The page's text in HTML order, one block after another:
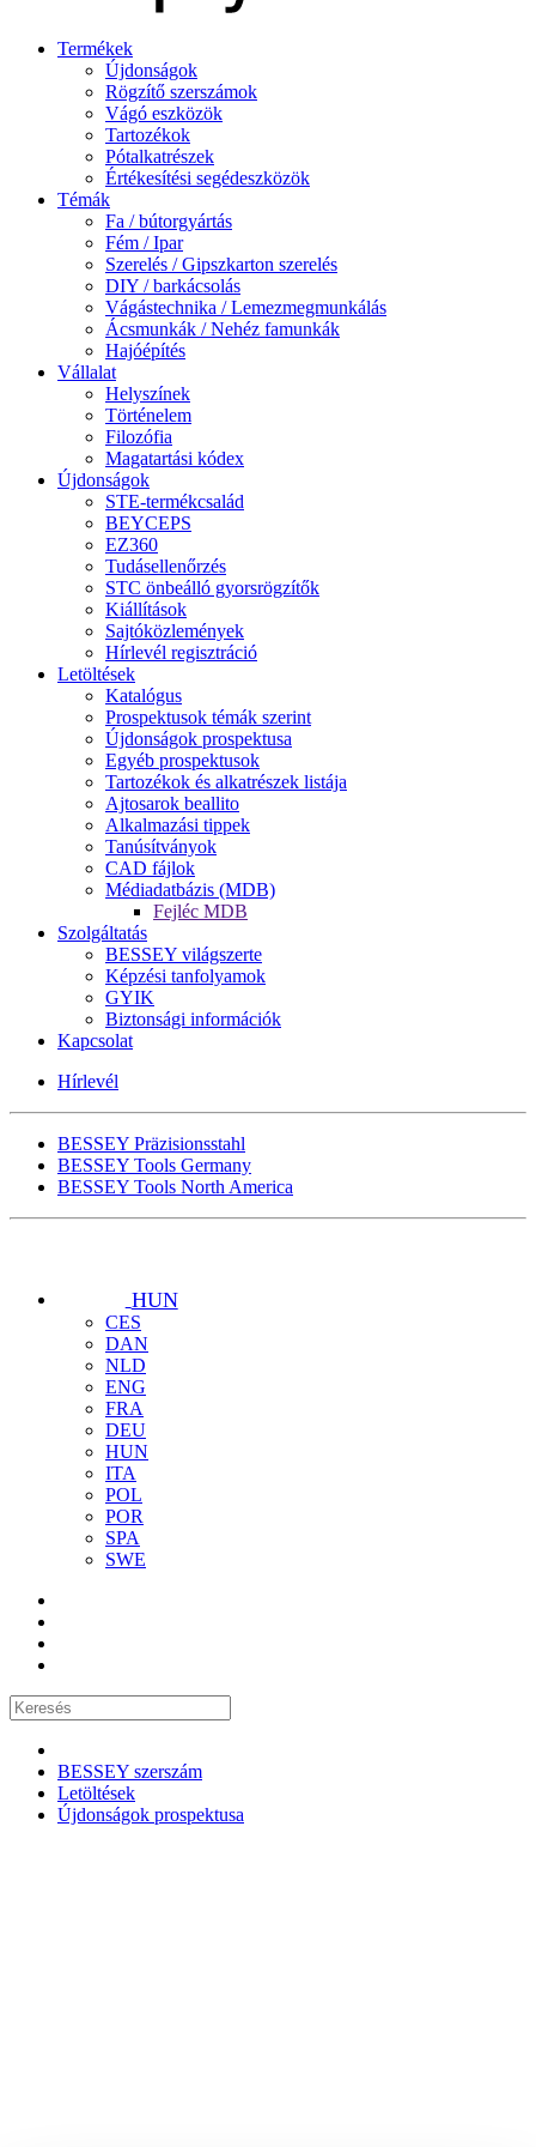
Termékek
Újdonságok
Rögzítő szerszámok
Vágó eszközök
Tartozékok
Pótalkatrészek
Értékesítési segédeszközök
Témák
Fa / bútorgyártás
Fém / Ipar
Szerelés / Gipszkarton szerelés
DIY / barkácsolás
Vágástechnika / Lemezmegmunkálás
Ácsmunkák / Nehéz famunkák
Hajóépítés
Vállalat
Helyszínek
Történelem
Filozófia
Magatartási kódex
Újdonságok
STE-termékcsalád
BEYCEPS
EZ360
Tudásellenőrzés
STC önbeálló gyorsrögzítők
Kiállítások
Sajtóközlemények
Hírlevél regisztráció
Letöltések
Katalógus
Prospektusok témák szerint
Újdonságok prospektusa
Egyéb prospektusok
Tartozékok és alkatrészek listája
Ajtosarok beallito
Alkalmazási tippek
Tanúsítványok
CAD fájlok
Médiadatbázis (MDB)
Fejléc MDB
Szolgáltatás
BESSEY világszerte
Képzési tanfolyamok
GYIK
Biztonsági információk
Kapcsolat
Hírlevél
BESSEY Präzisionsstahl
BESSEY Tools Germany
BESSEY Tools North America
HUN
CES
DAN
NLD
ENG
FRA
DEU
HUN
ITA
POL
POR
SPA
SWE
BESSEY szerszám
Letöltések
Újdonságok prospektusa